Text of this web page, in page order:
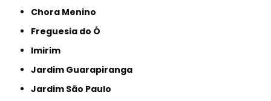
Chora Menino
Freguesia do Ó
Imirim
Jardim Guarapiranga
Jardim São Paulo